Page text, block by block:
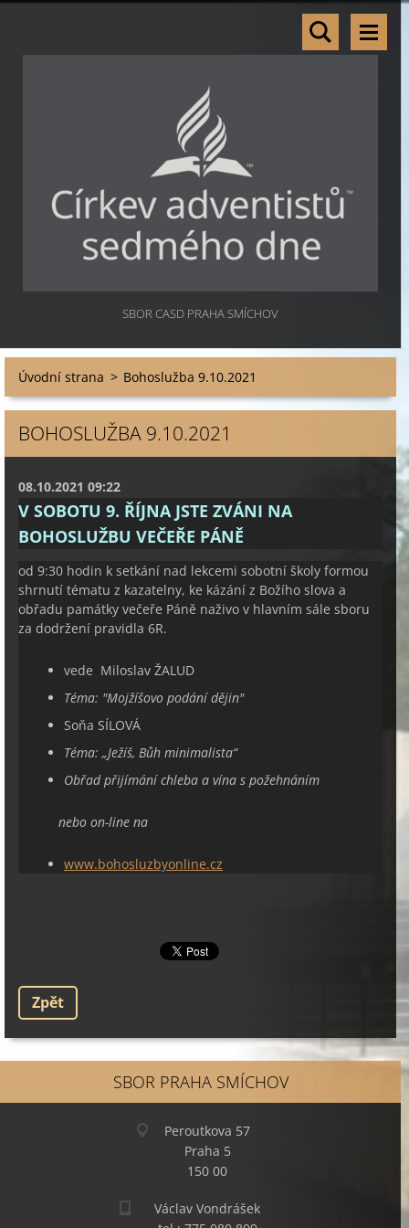
SBOR CASD PRAHA SMÍCHOV
Úvodní strana > Bohoslužba 9.10.2021
BOHOSLUŽBA 9.10.2021
08.10.2021 09:22
V SOBOTU 9. ŘÍJNA JSTE ZVÁNI NA
BOHOSLUŽBU VEČEŘE PÁNĚ
od 9:30 hodin k setkání nad lekcemi sobotní školy formou
shrnutí tématu z kazatelny, ke kázání z Božího slova a
obřadu památky večeře Páně naživo v hlavním sále sboru
za dodržení pravidla 6R.
vede Miloslav ŽALUD
Téma: "Mojžíšovo podání dějin"
Soňa SÍLOVÁ
Téma: „Ježíš, Bůh minimalista“
Obřad přijímání chleba a vína s požehnáním
nebo on-line na
www.bohosluzbyonline.cz
Zpět
SBOR PRAHA SMÍCHOV
Peroutkova 57
Praha 5
150 00
Václav Vondrášek